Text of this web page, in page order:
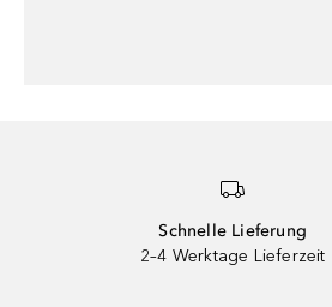
Schnelle Lieferung
2–4 Werktage Lieferzeit